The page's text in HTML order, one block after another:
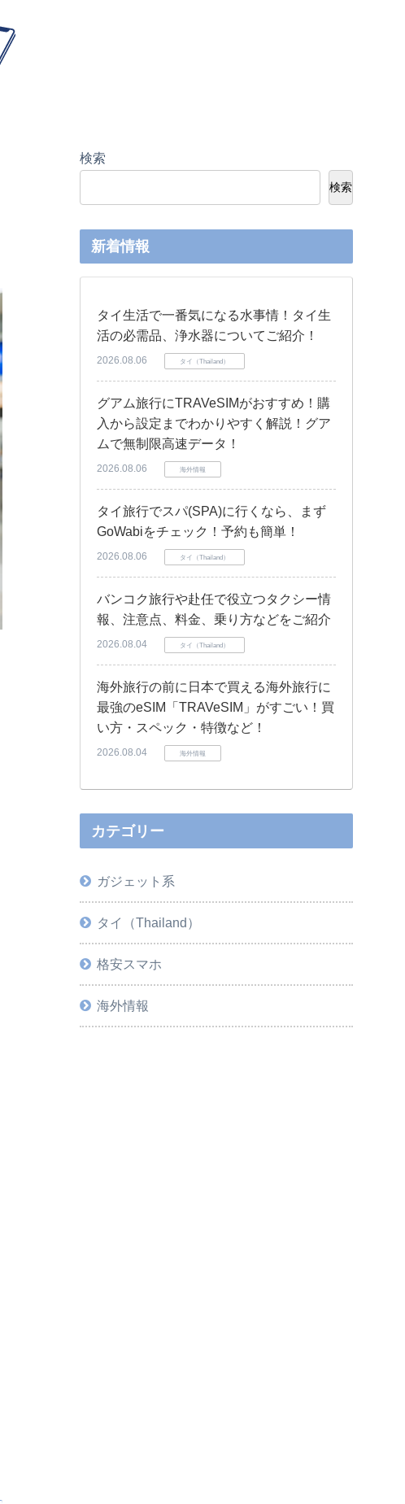
検索
検索
新着情報
タイ生活で一番気になる水事情！タイ生
活の必需品、浄水器についてご紹介！
2026.08.06 タイ（Thailand）
グアム旅行にTRAVeSIMがおすすめ！購
入から設定までわかりやすく解説！グア
ムで無制限高速データ！
2026.08.06 海外情報
タイ旅行でスパ(SPA)に行くなら、まず
GoWabiをチェック！予約も簡単！
2026.08.06 タイ（Thailand）
バンコク旅行や赴任で役立つタクシー情
報、注意点、料金、乗り方などをご紹介
2026.08.04 タイ（Thailand）
海外旅行の前に日本で買える海外旅行に
最強のeSIM「TRAVeSIM」がすごい！買
い方・スペック・特徴など！
2026.08.04 海外情報
カテゴリー
ガジェット系
タイ（Thailand）
格安スマホ
海外情報